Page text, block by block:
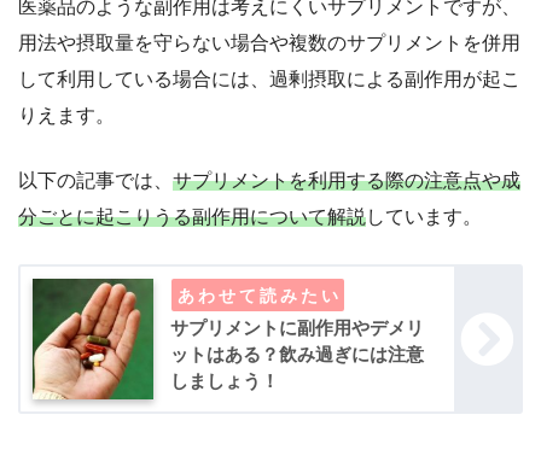
医薬品のような副作用は考えにくいサプリメントですが、
用法や摂取量を守らない場合や複数のサプリメントを併用
して利用している場合には、過剰摂取による副作用が起こ
りえます。
以下の記事では、 サプリメントを利用する際の注意点や成
分ごとに起こりうる副作用について解説しています。
サプリメントに副作用やデメリ
ットはある？飲み過ぎには注意
しましょう！